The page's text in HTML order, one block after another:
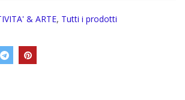
& ARTE, Tutti i prodotti